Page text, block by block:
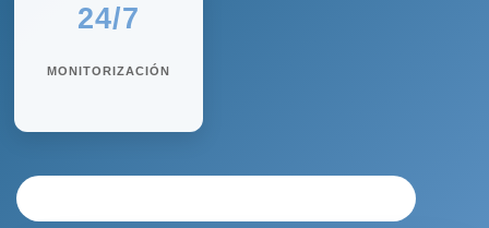
24/7
MONITORIZACIÓN